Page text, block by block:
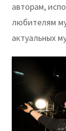
авторам,
любителям
актуальных